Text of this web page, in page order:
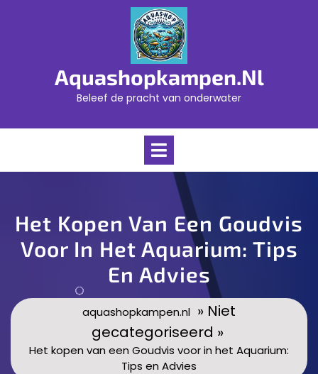
Aquashopkampen.nl
Beleef de pracht van onderwater
Open
Het Kopen Van Een Goudvis
Voor In Het Aquarium: Tips
En Advies
aquashopkampen.nl » Niet
gecategoriseerd »
Het kopen van een Goudvis voor in het Aquarium:
Tips en Advies